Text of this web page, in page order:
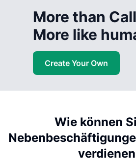
More than
More like
Create Your Own
Wie können